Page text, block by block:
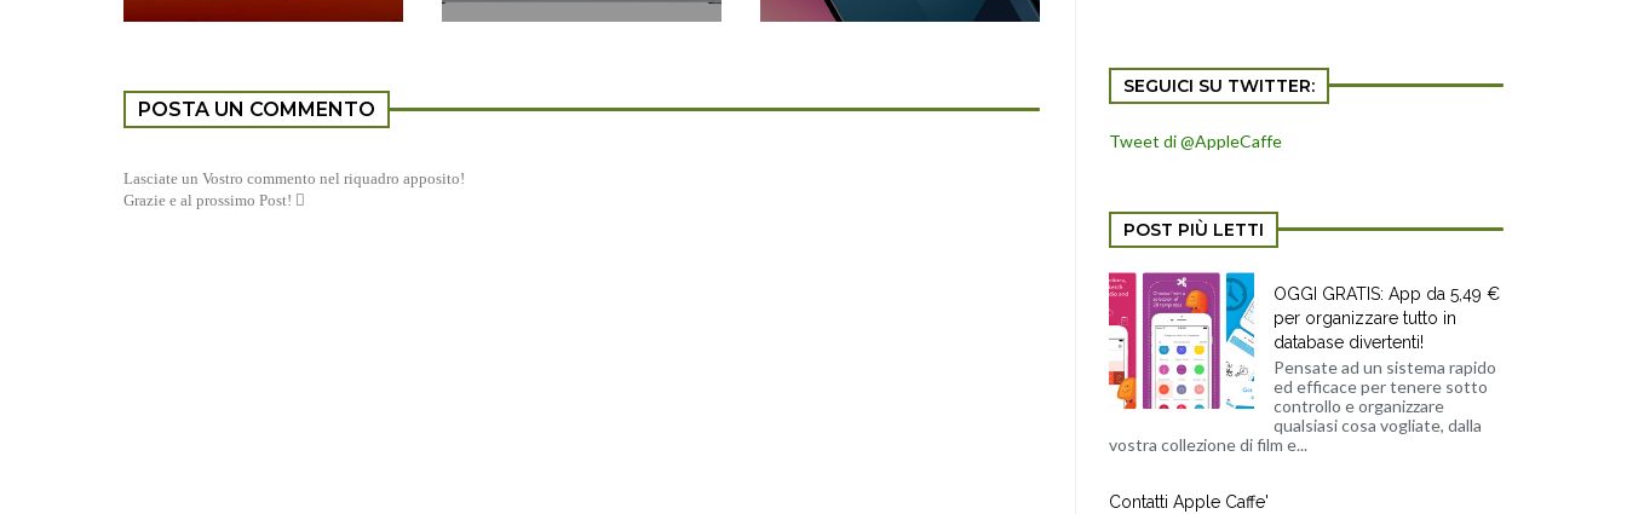
POSTA UN COMMENTO
Lasciate un Vostro commento nel riquadro apposito!
Grazie e al prossimo Post! 
SEGUICI SU TWITTER:
Tweet di @AppleCaffe
POST PIÙ LETTI
OGGI GRATIS: App da 5,49 €
per organizzare tutto in
database divertenti!
Pensate ad un sistema rapido
ed efficace per tenere sotto
controllo e organizzare
qualsiasi cosa vogliate, dalla
vostra collezione di film e...
Contatti Apple Caffe'